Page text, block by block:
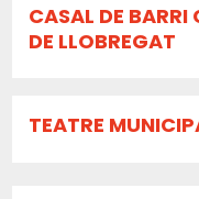
CASAL DE
DE LLOBREGAT
TEATRE